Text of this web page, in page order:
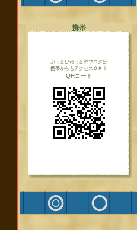
携帯
ぶっとびねっとのブログは
携帯からもアクセスＯＫ！
QRコード